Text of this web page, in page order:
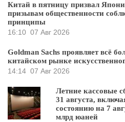
Китай в пятницу призвал
призывам общественности
принципы
16:10 07 Авг 2026
Goldman Sachs проявляет всё
китайском рынке
14:14 07 Авг 2026
Летние кассовые
31 августа,
состоянию на 7
млрд юаней